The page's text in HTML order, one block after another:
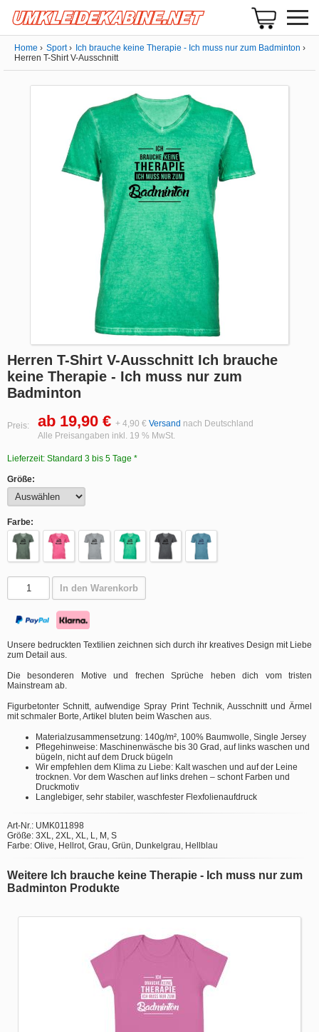
Home Sport
Ich brauche keine Therapie - Ich muss nur zum Badminton
Herren T-Shirt V-Ausschnitt
Herren T-Shirt V-Ausschnitt Ich brauche
keine Therapie - Ich muss nur zum
Badminton
Preis: ab 19,90 € + 4,90 € Versand nach Deutschland
Alle Preisangaben inkl. 19 % MwSt.
Lieferzeit: Standard 3 bis 5 Tage *
Größe:
Farbe:
In den Warenkorb
Unsere bedruckten Textilien zeichnen sich durch ihr kreatives Design mit Liebe
zum Detail aus.
Die besonderen Motive und frechen Sprüche heben dich vom tristen
Mainstream ab.
Figurbetonter Schnitt, aufwendige Spray Print Technik, Ausschnitt und Ärmel
mit schmaler Borte, Artikel bluten beim Waschen aus.
Materialzusammensetzung: 140g/m², 100% Baumwolle, Single Jersey
Pflegehinweise: Maschinenwäsche bis 30 Grad, auf links waschen und
bügeln, nicht auf dem Druck bügeln
Wir empfehlen dem Klima zu Liebe: Kalt waschen und auf der Leine
trocknen. Vor dem Waschen auf links drehen – schont Farben und
Druckmotiv
Langlebiger, sehr stabiler, waschfester Flexfolienaufdruck
Art-Nr.: UMK011898
Größe: 3XL, 2XL, XL, L, M, S
Farbe: Olive, Hellrot, Grau, Grün, Dunkelgrau, Hellblau
Weitere Ich brauche keine Therapie - Ich muss nur zum
Badminton Produkte